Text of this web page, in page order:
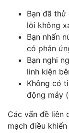
Bạn đã
lỗi không
Bạn nhấn
có phản
Bạn nghi
linh kiện
Không có
động máy
Các vấn đề liên
mạch điều